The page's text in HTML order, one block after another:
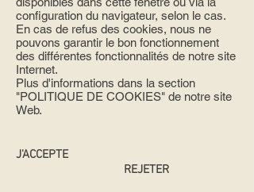
configuration du navigateur, selon le cas.
En cas de refus des cookies, nous ne
pouvons garantir le bon fonctionnement
des différentes fonctionnalités de notre site
Internet.
Plus d'informations dans la section
"POLITIQUE DE COOKIES" de notre site
Web.
J'ACCEPTE
REJETER